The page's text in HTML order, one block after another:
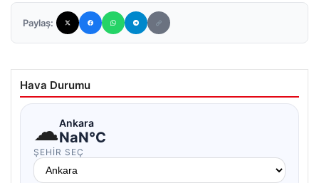
Paylaş:
Hava Durumu
☁Ankara
NaN°C
ŞEHIR SEÇ